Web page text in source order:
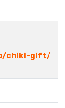
chiki-gift/